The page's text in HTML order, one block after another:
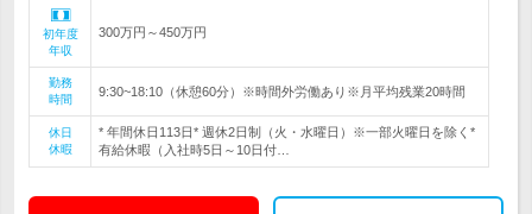
初年度
年収
300万円～450万円
勤務
時間
9:30~18:10（休憩60分）※時間外労働あり※月平均残業20時間
休日
休暇
* 年間休日113日* 週休2日制（火・水曜日）※一部火曜日を除く*
有給休暇（入社時5日～10日付…